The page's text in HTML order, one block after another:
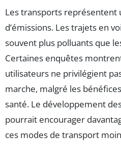
Les transports représentent
d’émissions. Les trajets en
souvent plus polluants que
Certaines enquêtes
utilisateurs ne privilégient
marche, malgré les
santé. Le développement
pourrait encourager
ces modes de transport